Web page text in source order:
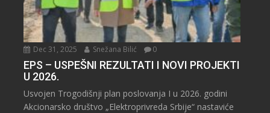
Dec 31, 2025 Snežana Bilić 0
EPS – USPEŠNI REZULTATI I NOVI PROJEKTI
U 2026.
Usvojen Trogodišnji plan poslovanja I u 2026. godini
Akcionarsko društvo „Elektroprivreda Srbije“ nastaviće